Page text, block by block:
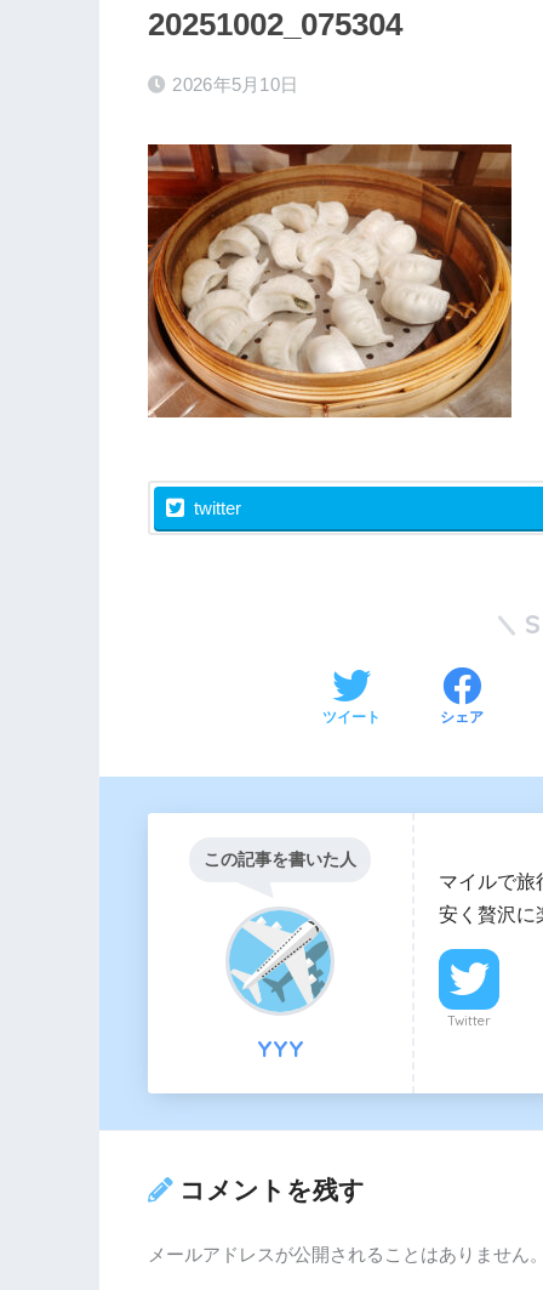
20251002_075304
2026年5月10日
twitter
ツイート シェア
この記事を書いた人
YYY
マイルで旅
安く贅沢に
Twitter
コメントを残す
メールアドレスが公開されることはありません